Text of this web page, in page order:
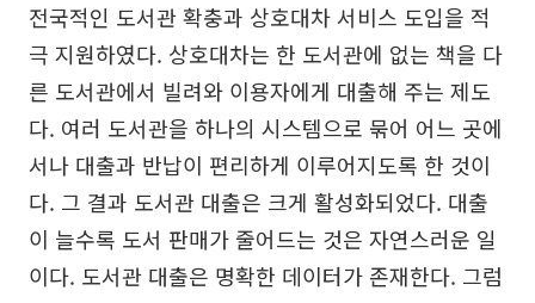
전국적인 도서관 확충과 상호대차 서비스 도입을 적
극 지원하였다. 상호대차는 한 도서관에 없는 책을 다
른 도서관에서 빌려와 이용자에게 대출해 주는 제도
다. 여러 도서관을 하나의 시스템으로 묶어 어느 곳에
서나 대출과 반납이 편리하게 이루어지도록 한 것이
다. 그 결과 도서관 대출은 크게 활성화되었다. 대출
이 늘수록 도서 판매가 줄어드는 것은 자연스러운 일
이다. 도서관 대출은 명확한 데이터가 존재한다. 그럼